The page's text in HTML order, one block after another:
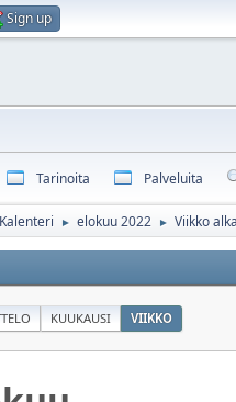
Sign up
Tarinoita Palveluita
Kalenteri ► elokuu 2022 ► Viikko
KUUKAUSI VIIKKO